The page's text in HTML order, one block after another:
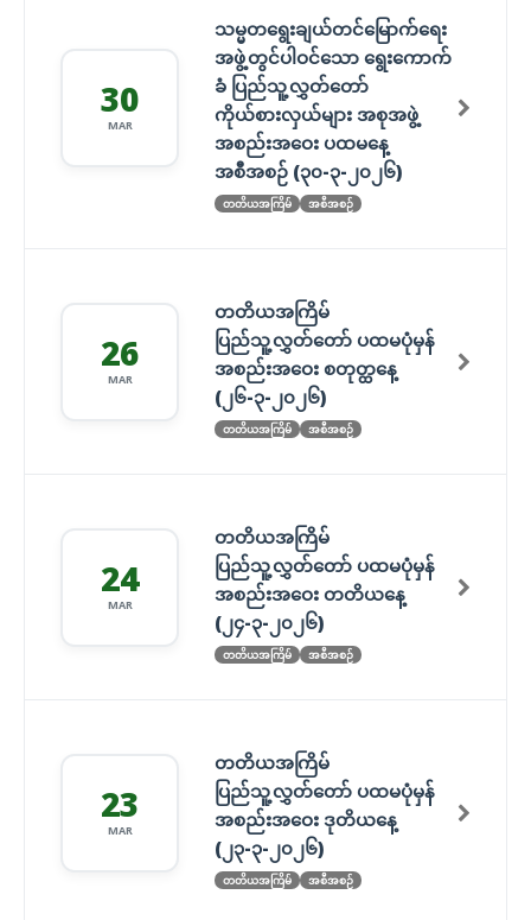
30
MAR
သမ္မတရွေးချယ်တင်မြောက်ရေး
အဖွဲ့တွင်ပါဝင်သော ရွေးကောက်
ခံ ပြည်သူ့လွှတ်တော်
ကိုယ်စားလှယ်များ အစုအဖွဲ့
အစည်းအဝေး ပထမနေ့
အစီအစဉ် (၃၀-၃-၂၀၂၆)
တတိယအကြိမ် အစီအစဉ်
26
MAR
တတိယအကြိမ်
ပြည်သူ့လွှတ်တော် ပထမပုံမှန်
အစည်းအဝေး စတုတ္ထနေ့
(၂၆-၃-၂၀၂၆)
တတိယအကြိမ် အစီအစဉ်
24
MAR
တတိယအကြိမ်
ပြည်သူ့လွှတ်တော် ပထမပုံမှန်
အစည်းအဝေး တတိယနေ့
(၂၄-၃-၂၀၂၆)
တတိယအကြိမ် အစီအစဉ်
23
MAR
တတိယအကြိမ်
ပြည်သူ့လွှတ်တော် ပထမပုံမှန်
အစည်းအဝေး ဒုတိယနေ့
(၂၃-၃-၂၀၂၆)
တတိယအကြိမ် အစီအစဉ်